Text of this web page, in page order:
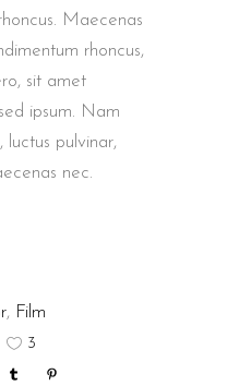
Maecenas
rhoncus,
sit amet
ipsum. Nam
luctus pulvinar,
nec.
, Film
3